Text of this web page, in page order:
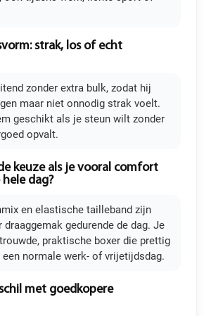
strak, los of echt
zonder extra bulk, zodat hij
maar niet onnodig strak voelt.
geschikt als je steun wilt zonder
opvalt.
keuze als je vooral comfort
dag?
en elastische tailleband zijn
draaggemak gedurende de dag. Je
praktische boxer die prettig
normale werk- of vrijetijdsdag.
met goedkopere